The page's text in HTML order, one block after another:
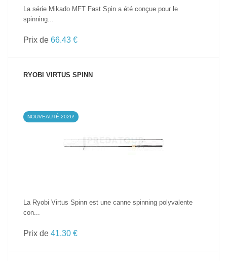
La série Mikado MFT Fast Spin a été conçue pour le
spinning...
Prix de 66.43 €
RYOBI VIRTUS SPINN
NOUVEAUTÉ 2026!
La Ryobi Virtus Spinn est une canne spinning polyvalente
con...
Prix de 41.30 €